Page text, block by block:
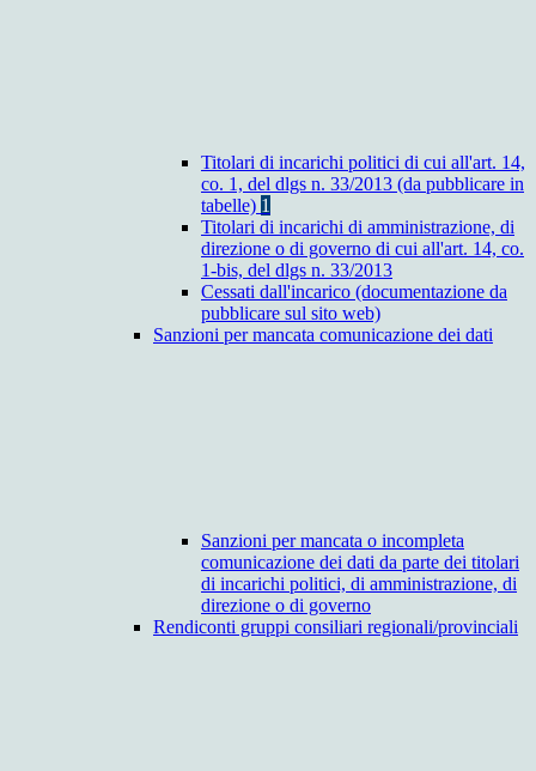
Titolari di incarichi politici di cui all'art. 14,
co. 1, del dlgs n. 33/2013 (da pubblicare in
tabelle) 1
Titolari di incarichi di amministrazione, di
direzione o di governo di cui all'art. 14, co.
1-bis, del dlgs n. 33/2013
Cessati dall'incarico (documentazione da
pubblicare sul sito web)
Sanzioni per mancata comunicazione dei dati
Sanzioni per mancata o incompleta
comunicazione dei dati da parte dei titolari
di incarichi politici, di amministrazione, di
direzione o di governo
Rendiconti gruppi consiliari regionali/provinciali